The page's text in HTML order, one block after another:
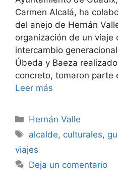
Carmen Alcalá, ha
del anejo de Hernán
organización de un viaje
intercambio
Úbeda y Baeza
concreto, tomaron parte
Leer más
Categorías
Hernán Valle
Etiquetas
alcalde, culturales,
viajes
Deja un comentario